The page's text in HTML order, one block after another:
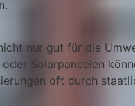
nur gut für die
Solarpaneelen
oft durch